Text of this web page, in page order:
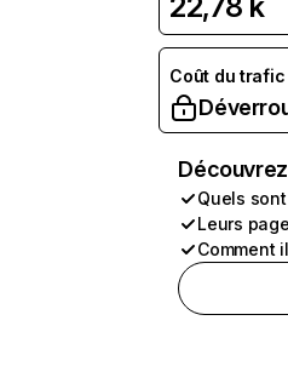
Coût du trafic
Quels
Leurs
Comment